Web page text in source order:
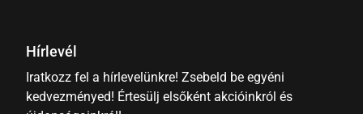
Hírlevél
Iratkozz fel a hírlevelünkre! Zsebeld be egyéni
kedvezményed! Értesülj elsőként akcióinkról és